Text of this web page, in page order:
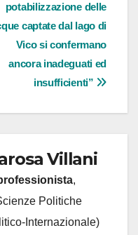
potabilizzazione delle
captate dal lago di
Vico si confermano
ancora inadeguati ed
insufficienti”
Villani
,
Politiche
Internazionale)